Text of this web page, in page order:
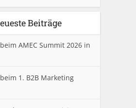
Beiträge
beim AMEC Summit 2026 in
beim 1. B2B Marketing